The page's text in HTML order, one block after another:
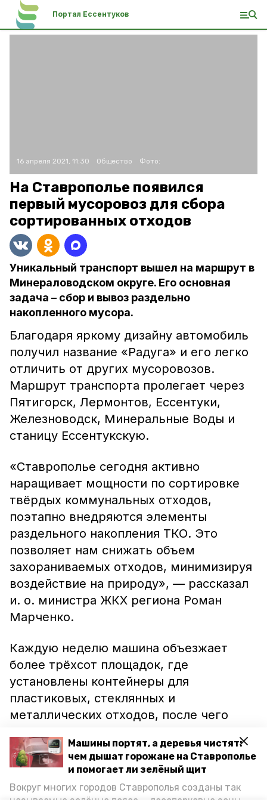
Машины портят, а деревья чистят:
чем дышат горожане на Ставрополье
и помогает ли зелёный щит
Вокруг многих городов Ставрополья созданы так
Портал Ессентуков
16 апреля 2021, 11:30 Общество Фото:
На Ставрополье появился
первый мусоровоз для сбора
сортированных отходов
Уникальный транспорт вышел на маршрут в
Минераловодском округе. Его основная
задача – сбор и вывоз раздельно
накопленного мусора.
Благодаря яркому дизайну автомобиль
получил название «Радуга» и его легко
отличить от других мусоровозов.
Маршрут транспорта пролегает через
Пятигорск, Лермонтов, Ессентуки,
Железноводск, Минеральные Воды и
станицу Ессентукскую.
«Ставрополье сегодня активно
наращивает мощности по сортировке
твёрдых коммунальных отходов,
поэтапно внедряются элементы
раздельного накопления ТКО. Это
позволяет нам снижать объем
захораниваемых отходов, минимизируя
воздействие на природу», — рассказал
и. о. министра ЖКХ региона Роман
Марченко.
Каждую неделю машина объезжает
более трёхсот площадок, где
установлены контейнеры для
пластиковых, стеклянных и
металлических отходов, после чего
сортировки. После этого мусор
направляется во вторичное
производство, сообщаетИА «Победа
26».